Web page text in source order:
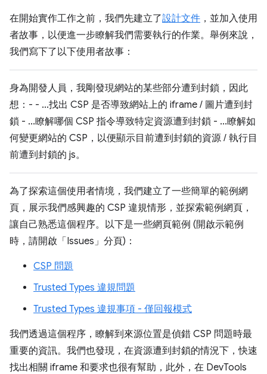
在開始實作工作之前，我們先建立了設計文件 ，並加入使用
者故事，以便進一步瞭解我們需要執行的作業。舉例來說，
我們寫下了以下使用者故事：
身為開發人員，我剛發現網站的某些部分遭到封鎖，因此
想：- - ...找出 CSP 是否導致網站上的 iframe / 圖片遭到封
鎖 - ...瞭解哪個 CSP 指令導致特定資源遭到封鎖 - ...瞭解如
何變更網站的 CSP，以便顯示目前遭到封鎖的資源 / 執行目
前遭到封鎖的 js。
為了探索這個使用者情境，我們建立了一些簡單的範例網
頁，展示我們感興趣的 CSP 違規情形，並探索範例網頁，
讓自己熟悉這個程序。以下是一些網頁範例 (開啟示範例
時，請開啟「Issues」 分頁)：
CSP 問題
Trusted Types 違規問題
Trusted Types 違規事項 - 僅回報模式
我們透過這個程序，瞭解到來源位置是偵錯 CSP 問題時最
重要的資訊。我們也發現，在資源遭到封鎖的情況下，快速
找出相關 iframe 和要求也很有幫助，此外，在 DevTools